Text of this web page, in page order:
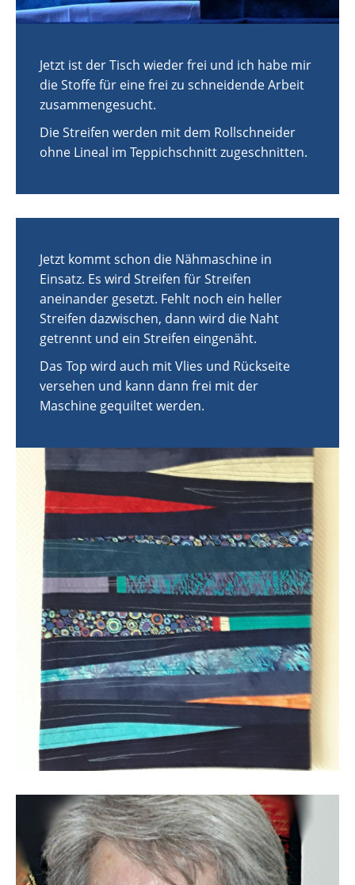
Jetzt ist der Tisch wieder frei und ich habe mir
die Stoffe für eine frei zu schneidende Arbeit
zusammengesucht.
Die Streifen werden mit dem Rollschneider
ohne Lineal im Teppichschnitt zugeschnitten.
Jetzt kommt schon die Nähmaschine in
Einsatz. Es wird Streifen für Streifen
aneinander gesetzt. Fehlt noch ein heller
Streifen dazwischen, dann wird die Naht
getrennt und ein Streifen eingenäht.
Das Top wird auch mit Vlies und Rückseite
versehen und kann dann frei mit der
Maschine gequiltet werden.